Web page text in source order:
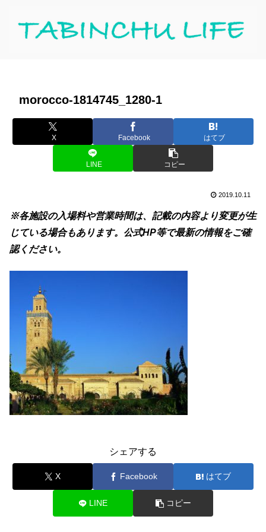
morocco-1814745_1280-1
X Facebook はてブ
LINE コピー
2019.10.11
※各施設の入場料や営業時間は、記載の内容より変更が生
じている場合もあります。公式HP等で最新の情報をご確
認ください。
シェアする
X Facebook はてブ
LINE コピー